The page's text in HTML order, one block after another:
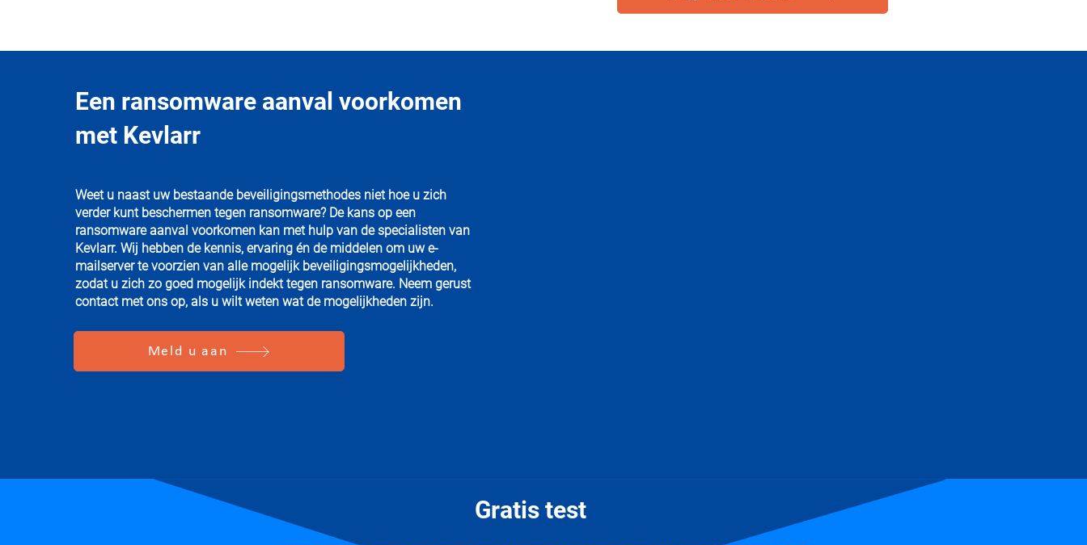
Een ransomware aanval voorkomen
met Kevlarr
Weet u naast uw bestaande beveiligingsmethodes niet hoe u zich
verder kunt beschermen tegen ransomware? De kans op een
ransomware aanval voorkomen kan met hulp van de specialisten van
Kevlarr. Wij hebben de kennis, ervaring én de middelen om uw e-
mailserver te voorzien van alle mogelijk beveiligingsmogelijkheden,
zodat u zich zo goed mogelijk indekt tegen ransomware. Neem gerust
contact met ons op, als u wilt weten wat de mogelijkheden zijn.
Meld u aan
Gratis test